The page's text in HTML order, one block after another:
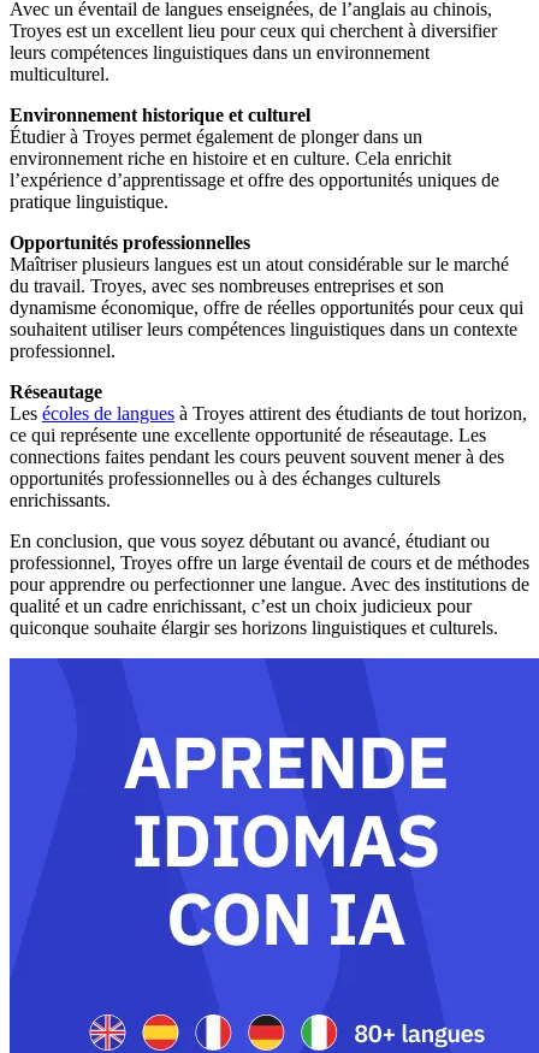
Avec un éventail de langues enseignées, de l’anglais au chinois,
Troyes est un excellent lieu pour ceux qui cherchent à diversifier
leurs compétences linguistiques dans un environnement
multiculturel.
Environnement historique et culturel
Étudier à Troyes permet également de plonger dans un
environnement riche en histoire et en culture. Cela enrichit
l’expérience d’apprentissage et offre des opportunités uniques de
pratique linguistique.
Opportunités professionnelles
Maîtriser plusieurs langues est un atout considérable sur le marché
du travail. Troyes, avec ses nombreuses entreprises et son
dynamisme économique, offre de réelles opportunités pour ceux qui
souhaitent utiliser leurs compétences linguistiques dans un contexte
professionnel.
Réseautage
Les écoles de langues à Troyes attirent des étudiants de tout horizon,
ce qui représente une excellente opportunité de réseautage. Les
connections faites pendant les cours peuvent souvent mener à des
opportunités professionnelles ou à des échanges culturels
enrichissants.
En conclusion, que vous soyez débutant ou avancé, étudiant ou
professionnel, Troyes offre un large éventail de cours et de méthodes
pour apprendre ou perfectionner une langue. Avec des institutions de
qualité et un cadre enrichissant, c’est un choix judicieux pour
quiconque souhaite élargir ses horizons linguistiques et culturels.